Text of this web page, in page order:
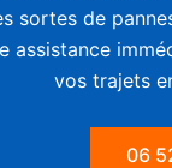
de
vos trajets
06